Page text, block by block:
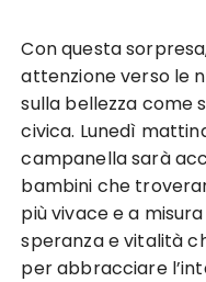
Con questa
attenzione verso le
sulla bellezza come
civica. Lunedì
campanella sarà
bambini che
più vivace e a
speranza e vitalità
per abbracciare